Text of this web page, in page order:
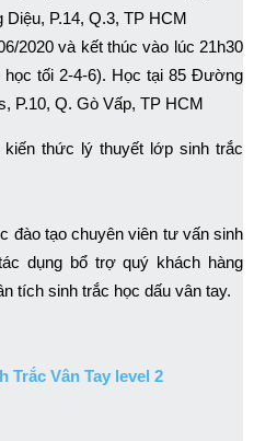
Diệu, P.14, Q.3, TP HCM
2020 và kết thúc vào lúc 21h30
tối 2-4-6). Học tại 85 Đường
P.10, Q. Gò Vấp, TP HCM
thức lý thuyết lớp sinh trắc
đào tạo chuyên viên tư vấn sinh
dụng bổ trợ quý khách hàng
tích sinh trắc học dấu vân tay.
Trắc Vân Tay level 2